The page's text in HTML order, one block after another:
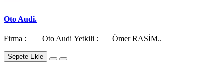
Oto Audi.
Firma : Oto Audi Yetkili : Ömer RASİM..
Sepete Ekle